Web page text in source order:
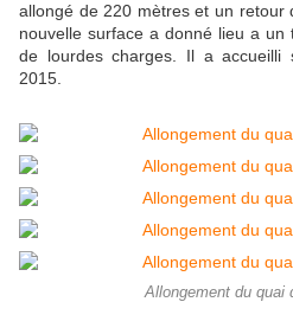
allongé de 220 mètres et un retour
nouvelle surface a donné lieu a un
de lourdes charges. Il a accueilli
2015.
Allongement du quai